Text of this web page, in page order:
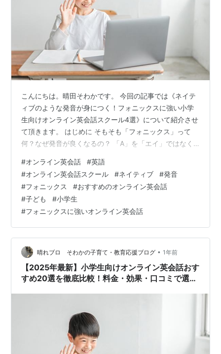
こんにちは。晴田そわかです。 今回の記事では《ネイテ
ィブのような発音が身につく！フォニックスに強い小学
生向けオンライン英会話スクール4選》について紹介させ
て頂きます。 はじめに そもそも「フォニックス」って
何？なぜ発音が良くなるの？ 「A」を「エイ」ではなく
「キレイな発音」に直結する3つの理由 【重要】フォニ
ックスの真の力：「知らない単語が自分で読める」 「フ
ォニックスに強い」スクールを見極める3つの最重要ポイ
ント ポイント1：専用の「フォニックス教材」や「体系的
カリキュラム」があるか ポイント2：講師が「フォニッ
クス指導法」を学んだプロであ…
#オンライン英会話 #英語
#オンライン英会話スクール #ネイティブ #発音
#フォニックス #おすすめのオンライン英会話
#子ども #小学生
#フォニックスに強いオンライン英会話
晴れブロ そわかの子育て・教育応援ブログ • 1年前
【2025年最新】小学生向けオンライン英会話おす
すめ20選を徹底比較！料金・効果・口コミで選ぶ